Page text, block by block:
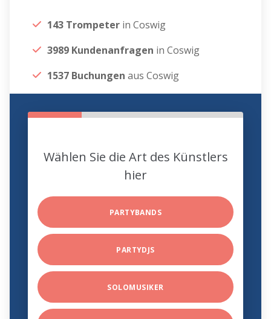
143 Trompeter in Coswig
3989 Kundenanfragen in Coswig
1537 Buchungen aus Coswig
Wählen Sie die Art des Künstlers
hier
PARTYBANDS
PARTYDJS
SOLOMUSIKER